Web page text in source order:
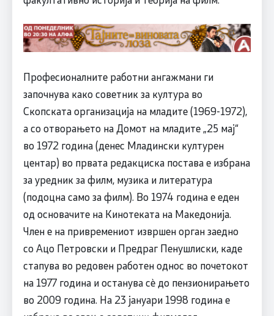
Професионалните работни ангажмани ги
започнува како советник за култура во
Скопската организација на младите (1969-1972),
а со отворањето на Домот на младите „25 мај“
во 1972 година (денес Младински културен
центар) во првата редакциска постава е избрана
за уредник за филм, музика и литература
(подоцна само за филм). Во 1974 година е еден
од основачите на Кинотеката на Македонија.
Член е на привремениот извршен орган заедно
со Ацо Петровски и Предраг Пенушлиски, каде
стапува во редовен работен однос во почетокот
на 1977 година и останува сѐ до пензионирањето
во 2009 година. На 23 јануари 1998 година е